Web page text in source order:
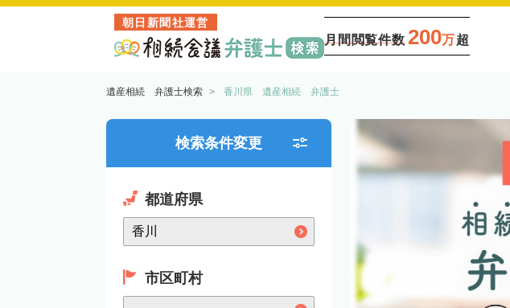
朝日新聞社運営
月間閲覧件数 200万超
遺産相続 弁護士検索 香川県 遺産相続 弁護士
検索条件変更
都道府県
市区町村